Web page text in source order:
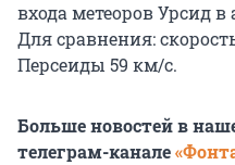
входа метеоров Урсид
Для сравнения:
Персеиды 59 км/с.
Больше новостей в
телеграм-канале